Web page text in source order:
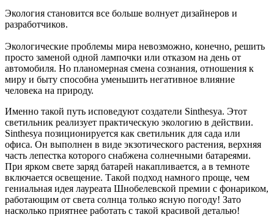
Экология становится все больше волнует дизайнеров и
разработчиков.
Экологические проблемы мира невозможно, конечно, решить
просто заменой одной лампочки или отказом на день от
автомобиля. Но планомерная смена сознания, отношения к
миру и быту способна уменьшить негативное влияние
человека на природу.
Именно такой путь исповедуют создатели Sinthesya. Этот
светильник реализует практическую экологию в действии.
Sinthesya позиционируется как светильник для сада или
офиса. Он выполнен в виде экзотического растения, верхняя
часть лепестка которого снабжена солнечными батареями.
При ярком свете заряд батарей накапливается, а в темноте
включается освещение. Такой подход намного проще, чем
гениальная идея лауреата Шнобелевской премии с фонариком,
работающим от света солнца только ясную погоду! Зато
насколько приятнее работать с такой красивой деталью!